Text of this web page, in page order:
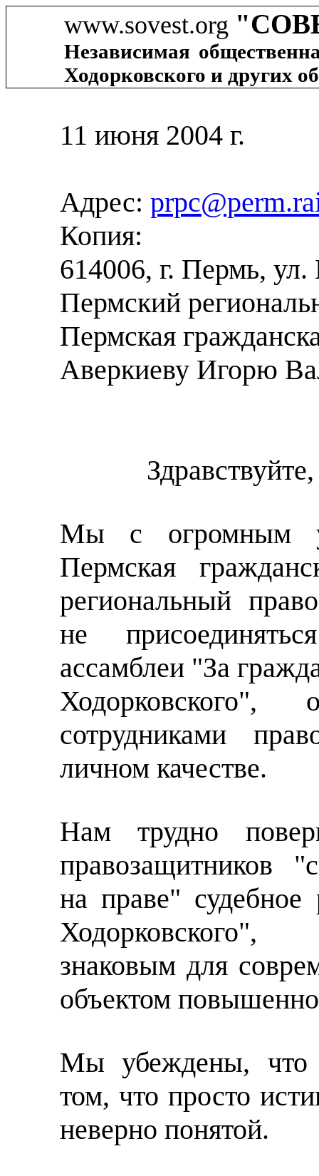
www.sovest.org
Независимая
Ходорковского и
11 июня 2004 г.
Адрес:
Копия:
614006, г. Пермь,
Пермский
Пермская
Аверкиеву Игорю
Мы с огромным
Пермская
региональный
не
ассамблеи "За
сотрудниками
личном качестве.
Нам трудно
правозащитников
на праве" судебное
знаковым для
объектом
Мы убеждены, что
том, что просто
неверно понятой.